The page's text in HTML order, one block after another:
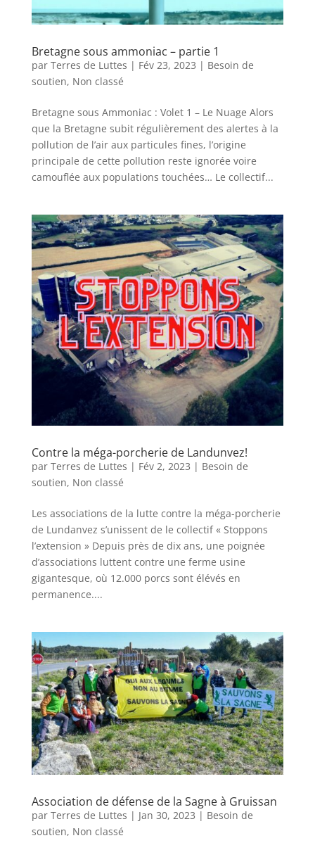
Bretagne sous ammoniac – partie 1
par Terres de Luttes | Fév 23, 2023 | Besoin de
soutien, Non classé
Bretagne sous Ammoniac : Volet 1 – Le Nuage Alors
que la Bretagne subit régulièrement des alertes à la
pollution de l’air aux particules fines, l’origine
principale de cette pollution reste ignorée voire
camouflée aux populations touchées… Le collectif...
Contre la méga-porcherie de Landunvez!
par Terres de Luttes | Fév 2, 2023 | Besoin de
soutien, Non classé
Les associations de la lutte contre la méga-porcherie
de Lundanvez s’unissent de le collectif « Stoppons
l’extension » Depuis près de dix ans, une poignée
d’associations luttent contre une ferme usine
gigantesque, où 12.000 porcs sont élévés en
permanence....
Association de défense de la Sagne à Gruissan
par Terres de Luttes | Jan 30, 2023 | Besoin de
soutien, Non classé